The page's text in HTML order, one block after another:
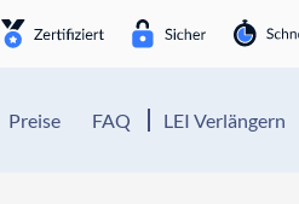
Preise FAQ LEI Verlängern